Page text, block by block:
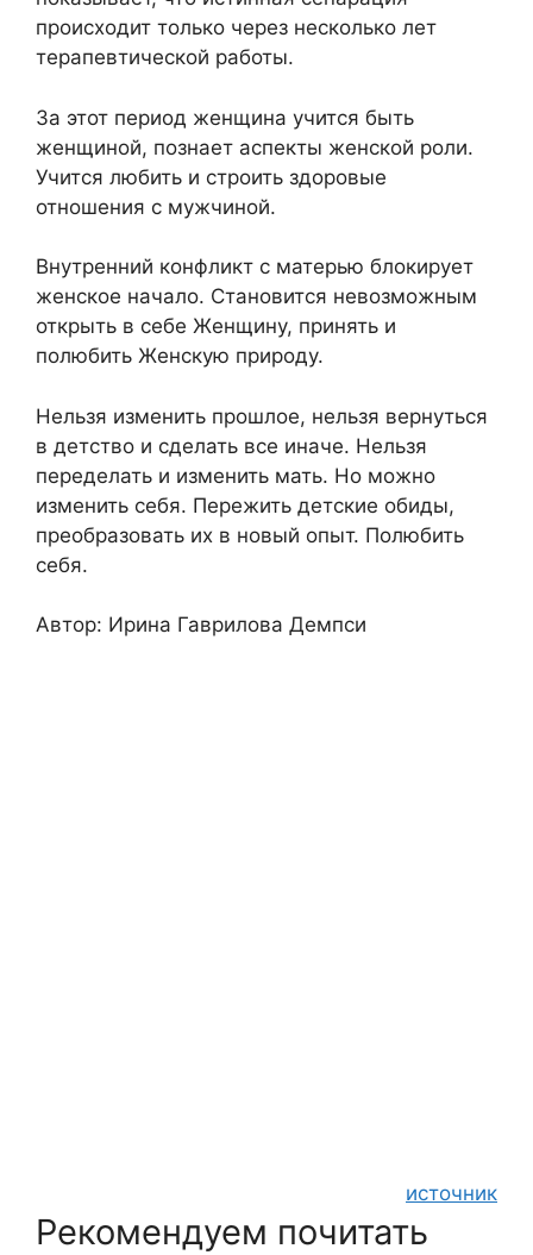
происходит только через несколько лет
терапевтической работы.
За этот период женщина учится быть
женщиной, познает аспекты женской роли.
Учится любить и строить здоровые
отношения с мужчиной.
Внутренний конфликт с матерью блокирует
женское начало. Становится невозможным
открыть в себе Женщину, принять и
полюбить Женскую природу.
Нельзя изменить прошлое, нельзя вернуться
в детство и сделать все иначе. Нельзя
переделать и изменить мать. Но можно
изменить себя. Пережить детские обиды,
преобразовать их в новый опыт. Полюбить
себя.
Автор: Ирина Гаврилова Демпси
источник
Рекомендуем почитать